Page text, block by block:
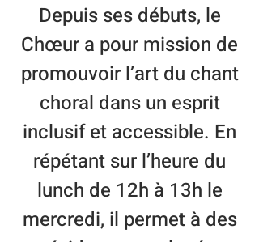
Depuis ses débuts, le
Chœur a pour mission de
promouvoir l’art du chant
choral dans un esprit
inclusif et accessible. En
répétant sur l’heure du
lunch de 12h à 13h le
mercredi, il permet à des